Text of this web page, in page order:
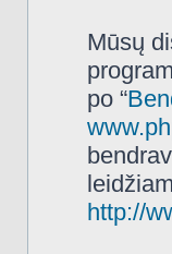
Mūsų
po “
http://